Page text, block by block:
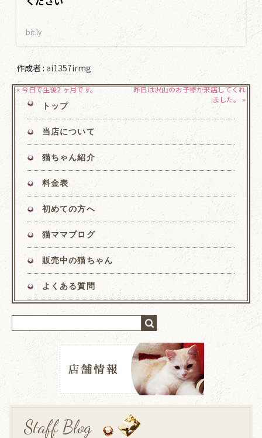
bit.ly
作成者 :ai1357irmg
« 今日で生後2 ヶ月です。
昨日は沢山のお子様が来店してくれ
ました。 »
トップ
当店について
猫ちゃん紹介
料金表
初めての方へ
猫ママブログ
販売中の猫ちゃん
よくある質問
Staff Blog